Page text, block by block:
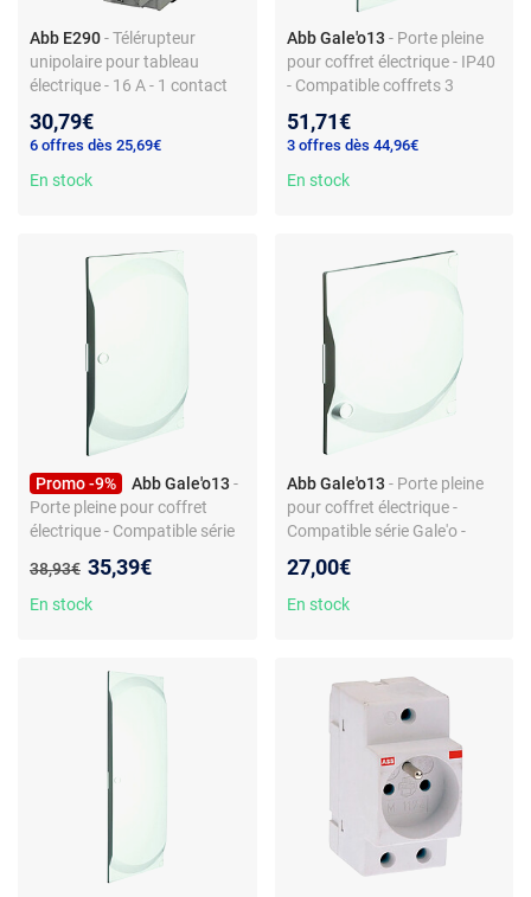
Abb E290- Télérupteur
unipolaire pour tableau
électrique - 16 A - 1 contact
sur rail DIN - matériau
plastique - non précâblé -
sans borne auto
30,79€
6 offres dès 25,69€
En stock
Abb Gale'o13 - Porte pleine
pour coffret électrique - IP40
- Compatible coffrets 3
pré-câblage - Sans borne
automatique
51,71€
3 offres dès 44,96€
En stock
Promo -9% Abb Gale'o13 -
Porte pleine pour coffret
électrique - Compatible série
Ancien prix :
38,93€ Nouveau prix :
35,39€
En stock
Abb Gale'o13 - Porte pleine
pour coffret électrique -
Compatible série Gale'o -
27,00€
En stock